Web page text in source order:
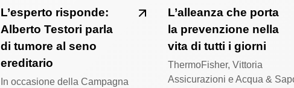
L’esperto risponde:
Alberto Testori parla
di tumore al seno
ereditario
In occasione della Campagna
L’alleanza che porta
la prevenzione nella
vita di tutti i giorni
ThermoFisher, Vittoria
Assicurazioni e Acqua &